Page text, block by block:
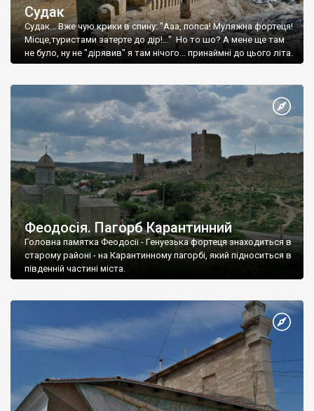
Судак
Судак... Вже чую крики в спину: "Ааа, попса! Муляжна фортеця!
Місце,туристами затерте до дір!..." Но то шо? А мене ще там
не було, ну не "дірявив" я там нічого... принаймні до цього літа.
Феодосія. Пагорб Карантинний
Головна памятка Феодосії - Генуезька фортеця знаходиться в
старому районі - на Карантинному пагорбі, який підноситься в
південній частині міста.